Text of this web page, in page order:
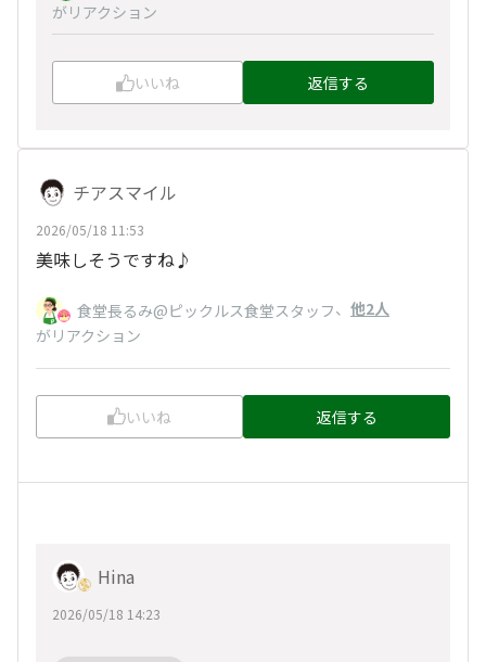
がリアクション
いいね 返信する
チアスマイル
2026/05/18 11:53
美味しそうですね♪
食堂長るみ@ピックルス食堂スタッフ、 他2人
がリアクション
いいね 返信する
Hina
2026/05/18 14:23